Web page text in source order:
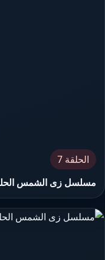
الحلقة 7
مسلسل زى الشمس الحلقة 7